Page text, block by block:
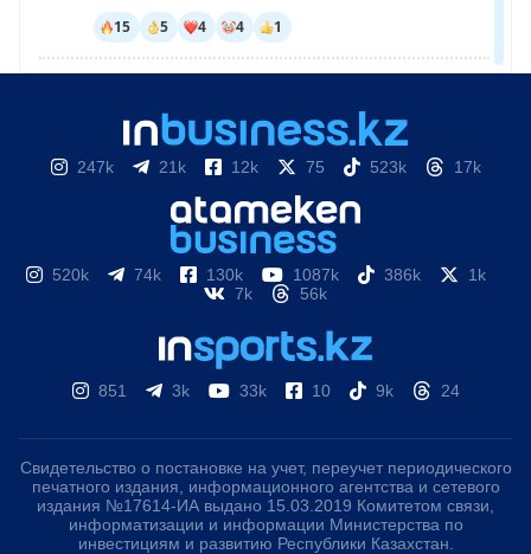
247k 21k 12k 75 523k 17k
520k 74k 130k 1087k 386k
1k
7k
56k
851 3k 33k 10 9k 24
Свидетельство о постановке на учет, переучет периодического
печатного издания, информационного агентства и сетевого
издания №17614-ИА выдано 15.03.2019 Комитетом связи,
информатизации и информации Министерства по
инвестициям и развитию Республики Казахстан.